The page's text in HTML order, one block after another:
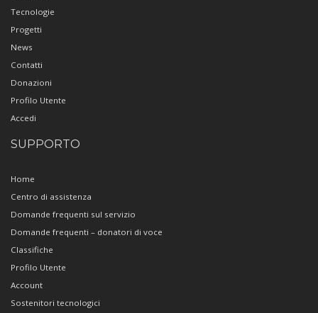
Tecnologie
Progetti
News
Contatti
Donazioni
Profilo Utente
Accedi
SUPPORTO
Home
Centro di assistenza
Domande frequenti sul servizio
Domande frequenti – donatori di voce
Classifiche
Profilo Utente
Account
Sostenitori tecnologici